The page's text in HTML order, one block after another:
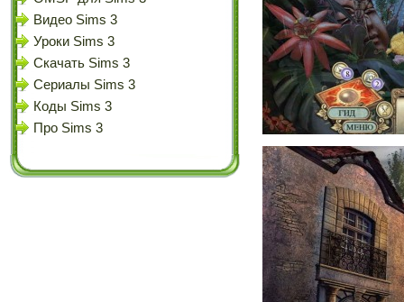
Видео Sims 3
Уроки Sims 3
Скачать Sims 3
Сериалы Sims 3
Коды Sims 3
Про Sims 3